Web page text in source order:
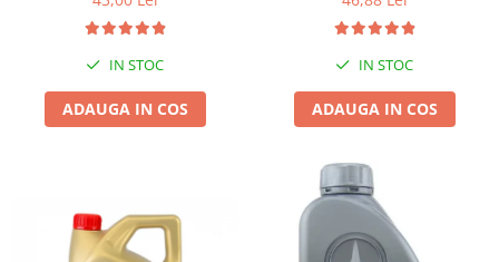
IN STOC
ADAUGA IN COS
IN STOC
ADAUGA IN COS